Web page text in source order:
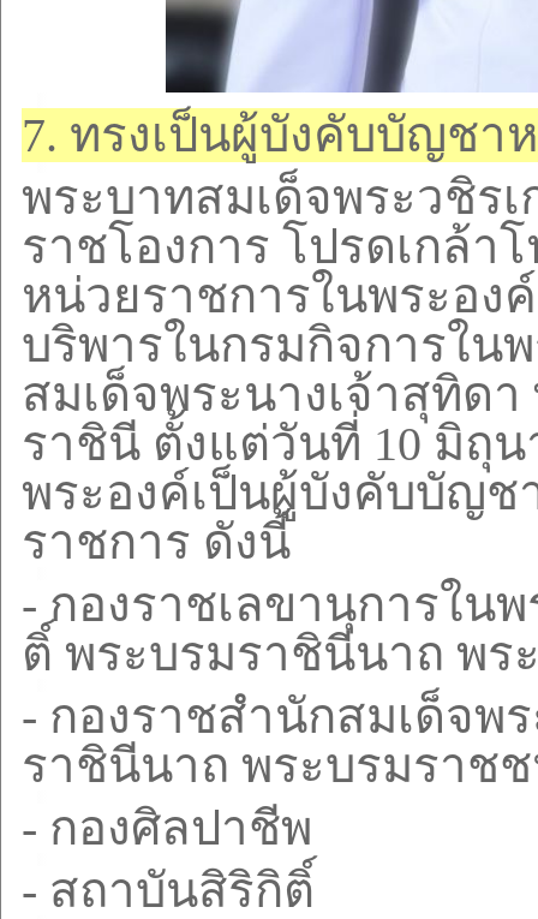
7. ทรงเป็นผู้บังคับบัญชา
พระบาทสมเด็จพระวชิร
ราชโองการ โปรดเกล้
หน่วยราชการในพระอง
บริพารในกรมกิจการใน
สมเด็จพระนางเจ้าสุทิด
ราชินี ตั้งแต่วันที่ 10 มิถุ
พระองค์เป็นผู้บังคับบัญ
ราชการ ดังนี้
- กองราชเลขานุการใน
ติ์ พระบรมราชินีนาถ พ
- กองราชสำนักสมเด็จพ
ราชินีนาถ พระบรมราช
- กองศิลปาชีพ
- สถาบันสิริกิติ์